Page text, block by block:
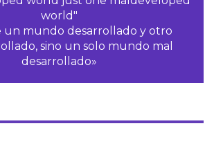
world"
un mundo desarrollado y otro
sino un solo mundo mal
desarrollado»